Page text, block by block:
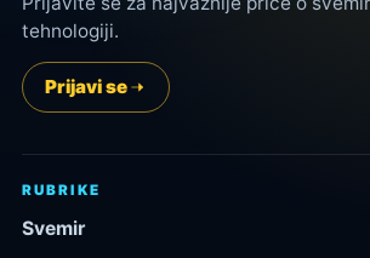
tehnologiji.
Prijavi se
RUBRIKE
Svemir